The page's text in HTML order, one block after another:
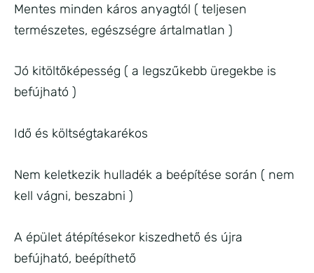
Mentes minden káros anyagtól ( teljesen
természetes, egészségre ártalmatlan )
Jó kitöltőképesség ( a legszűkebb üregekbe is
befújható )
Idő és költségtakarékos
Nem keletkezik hulladék a beépítése során ( nem
kell vágni, beszabni )
A épület átépítésekor kiszedhető és újra
befújható, beépíthető